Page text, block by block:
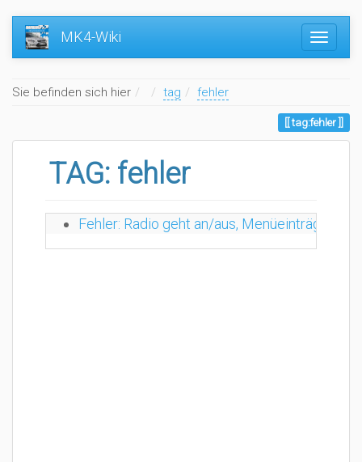
MK4-Wiki
Sie befinden sich hier Home
tag fehler
tag:fehler
TAG: fehler
Fehler: Radio geht an/aus, Menüeinträge